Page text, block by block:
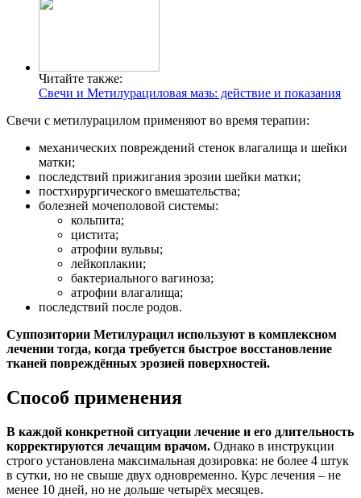
Читайте также:
Свечи и Метилурациловая мазь: действие и показания
Свечи с метилурацилом применяют во время терапии:
механических повреждений стенок влагалища и шейки
матки;
последствий прижигания эрозии шейки матки;
постхирургического вмешательства;
болезней мочеполовой системы:
кольпита;
цистита;
атрофии вульвы;
лейкоплакии;
бактериального вагиноза;
атрофии влагалища;
последствий после родов.
Суппозитории Метилурацил используют в комплексном
лечении тогда, когда требуется быстрое восстановление
тканей повреждённых эрозией поверхностей.
Способ применения
В каждой конкретной ситуации лечение и его длительность
корректируются лечащим врачом. Однако в инструкции
строго установлена максимальная дозировка: не более 4 штук
в сутки, но не свыше двух одновременно. Курс лечения – не
менее 10 дней, но не дольше четырёх месяцев.